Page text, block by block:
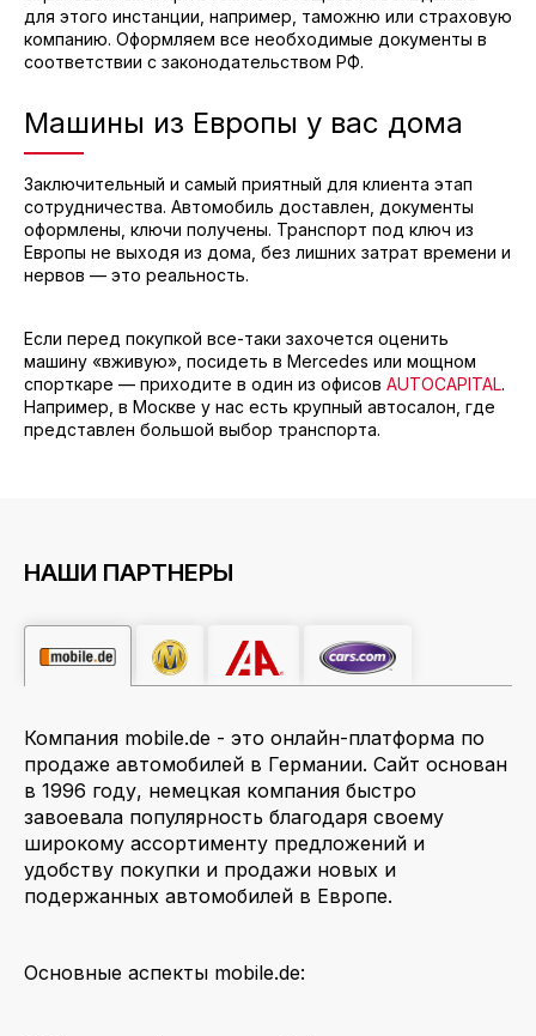
для этого инстанции, например, таможню или страховую
компанию. Оформляем все необходимые документы в
соответствии с законодательством РФ.
Машины из Европы у вас дома
Заключительный и самый приятный для клиента этап
сотрудничества. Автомобиль доставлен, документы
оформлены, ключи получены. Транспорт под ключ из
Европы не выходя из дома, без лишних затрат времени и
нервов — это реальность.
Если перед покупкой все-таки захочется оценить
машину «вживую», посидеть в Mercedes или мощном
спорткаре — приходите в один из офисов AUTOCAPITAL.
Например, в Москве у нас есть крупный автосалон, где
представлен большой выбор транспорта.
НАШИ ПАРТНЕРЫ
Компания mobile.de - это онлайн-платформа по
продаже автомобилей в Германии. Сайт основан
в 1996 году, немецкая компания быстро
завоевала популярность благодаря своему
широкому ассортименту предложений и
удобству покупки и продажи новых и
подержанных автомобилей в Европе.
Основные аспекты mobile.de: